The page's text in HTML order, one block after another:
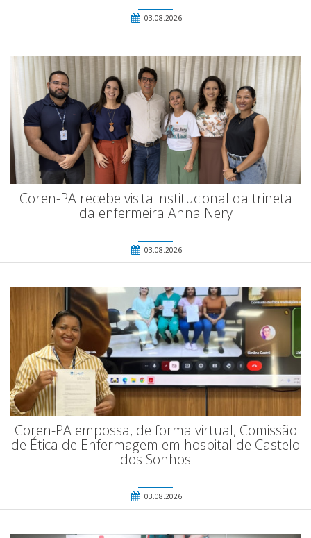
03.08.2026
Coren-PA recebe visita institucional da trineta
da enfermeira Anna Nery
03.08.2026
Coren-PA empossa, de forma virtual, Comissão
de Ética de Enfermagem em hospital de Castelo
dos Sonhos
03.08.2026